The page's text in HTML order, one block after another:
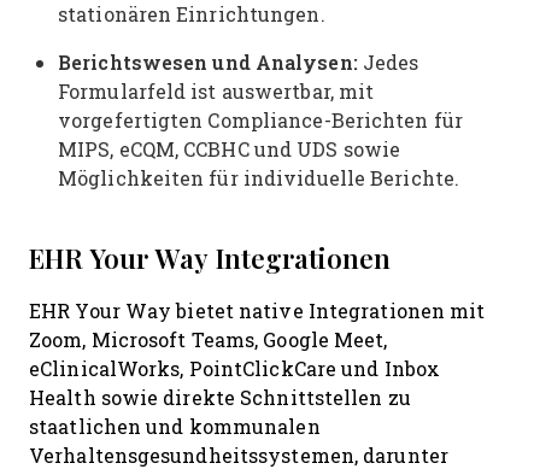
stationären Einrichtungen.
Berichtswesen und Analysen:Jedes
Formularfeld ist auswertbar, mit
vorgefertigten Compliance-Berichten für
MIPS, eCQM, CCBHC und UDS sowie
Möglichkeiten für individuelle Berichte.
EHR Your Way Integrationen
EHR Your Way bietet native Integrationen mit
Zoom, Microsoft Teams, Google Meet,
eClinicalWorks, PointClickCare und Inbox
Health sowie direkte Schnittstellen zu
staatlichen und kommunalen
Verhaltensgesundheitssystemen, darunter